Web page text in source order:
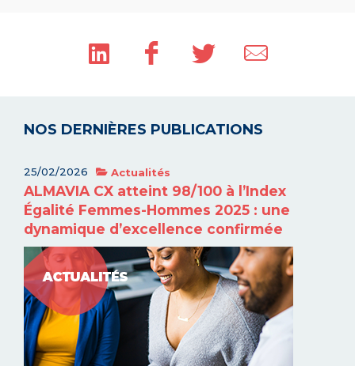
NOS DERNIÈRES PUBLICATIONS
25/02/2026 Actualités
ALMAVIA CX atteint 98/100 à l’Index
Égalité Femmes-Hommes 2025 : une
dynamique d’excellence confirmée